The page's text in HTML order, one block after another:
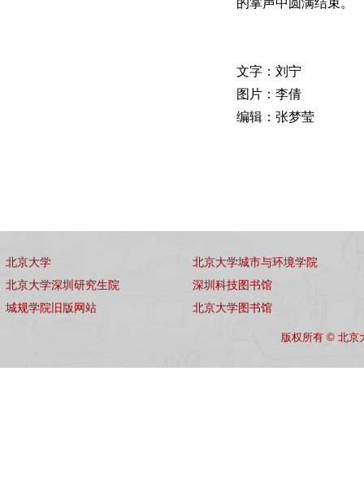
文字 ： 刘宁
图片：李倩
编辑：张梦莹
北京大学
北京大学深圳研究生院
城规学院旧版网站
北京大学城市与环境学院
深圳科技图书馆
北京大学图书馆
版权所有 © 北